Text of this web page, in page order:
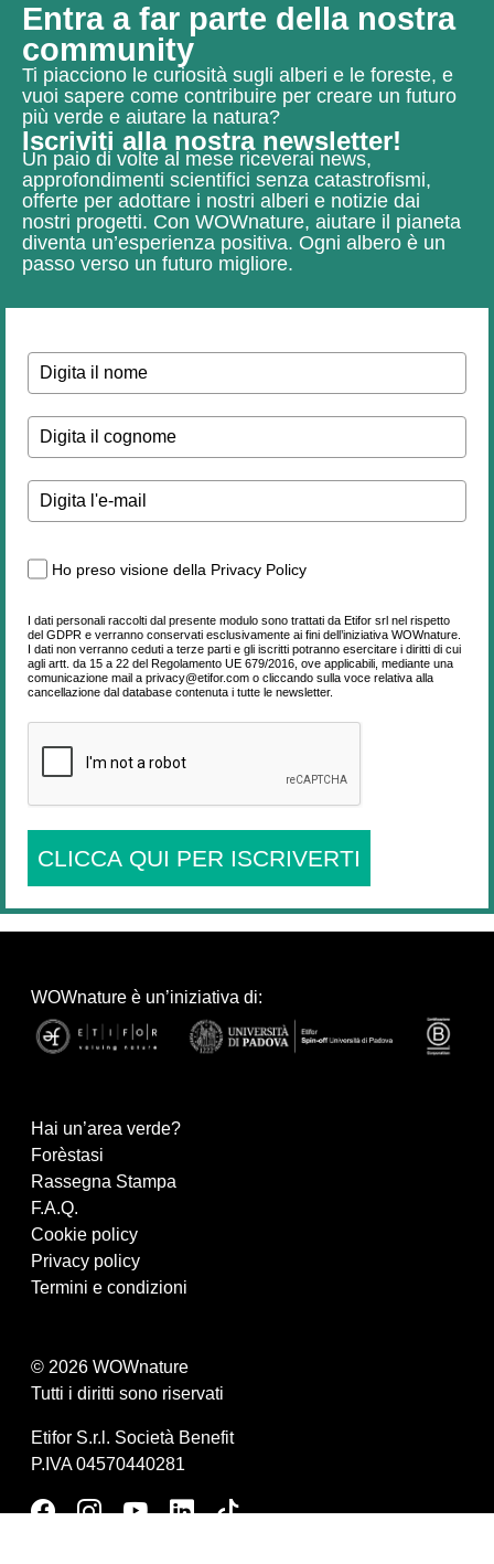
Entra a far parte della nostra
community
Ti piacciono le curiosità sugli alberi e le foreste, e
vuoi sapere come contribuire per creare un futuro
più verde e aiutare la natura?
Iscriviti alla nostra newsletter!
Un paio di volte al mese riceverai news,
approfondimenti scientifici senza catastrofismi,
offerte per adottare i nostri alberi e notizie dai
nostri progetti. Con WOWnature, aiutare il pianeta
diventa un’esperienza positiva. Ogni albero è un
passo verso un futuro migliore.
Ho preso visione della Privacy Policy
I dati personali raccolti dal presente modulo sono trattati da Etifor srl nel rispetto
del GDPR e verranno conservati esclusivamente ai fini dell’iniziativa WOWnature.
I dati non verranno ceduti a terze parti e gli iscritti potranno esercitare i diritti di cui
agli artt. da 15 a 22 del Regolamento UE 679/2016, ove applicabili, mediante una
comunicazione mail a privacy@etifor.com o cliccando sulla voce relativa alla
cancellazione dal database contenuta i tutte le newsletter.
CLICCA QUI PER ISCRIVERTI
WOWnature è un’iniziativa di:
Hai un’area verde?
Forèstasi
Rassegna Stampa
F.A.Q.
Cookie policy
Privacy policy
Termini e condizioni
© 2026 WOWnature
Tutti i diritti sono riservati
Etifor S.r.l. Società Benefit
P.IVA 04570440281